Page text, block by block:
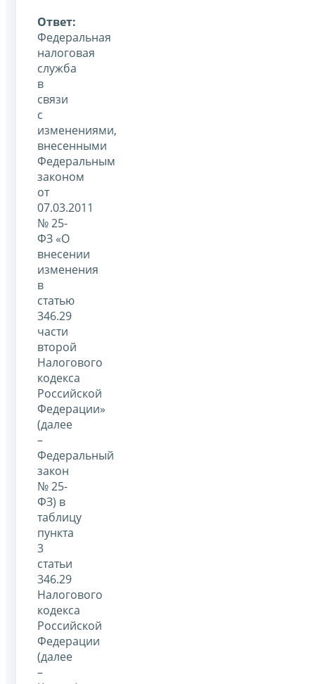
Ответ:
Федеральная
налоговая
служба
в
связи
с
изменениями,
внесенными
Федеральным
законом
от
07.03.2011
№ 25-
ФЗ «О
внесении
изменения
в
статью
346.29
части
второй
Налогового
кодекса
Российской
Федерации»
(далее
–
Федеральный
закон
№ 25-
ФЗ) в
таблицу
пункта
3
статьи
346.29
Налогового
кодекса
Российской
Федерации
(далее
–